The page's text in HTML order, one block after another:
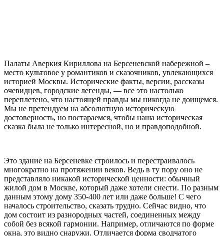
Палаты Аверкия Кириллова на Берсеневской набережной –
место культовое у романтиков и сказочников, увлекающихся
историей Москвы. Исторические факты, версии, рассказы
очевидцев, городские легенды, — все это настолько
переплетено, что настоящей правды мы никогда не доищемся.
Мы не претендуем на абсолютную историческую
достоверность, но постараемся, чтобы наша историческая
сказка была не только интересной, но и правдоподобной.
Это здание на Берсеневке строилось и перестраивалось
многократно на протяжении веков. Ведь в ту пору оно не
представляло никакой исторической ценности: обычный
жилой дом в Москве, который даже хотели снести. По разным
данным этому дому 350-400 лет или даже больше! С чего
началось строительство, сказать трудно. Сейчас видно, что
дом состоит из разнородных частей, соединенных между
собой без всякой гармонии. Например, отличаются по форме
окна, это видно снаружи. Отличается форма сводчатого